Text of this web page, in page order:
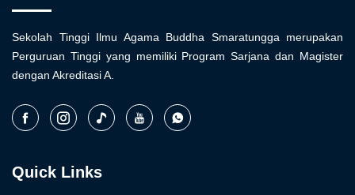
Sekolah Tinggi Ilmu Agama Buddha Smaratungga merupakan
Perguruan Tinggi yang memiliki Program Sarjana dan Magister
dengan Akreditasi A.
Quick Links